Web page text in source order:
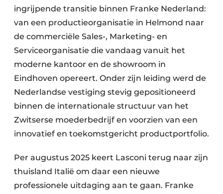
ingrijpende transitie binnen Franke Nederland:
van een productieorganisatie in Helmond naar
de commerciële Sales-, Marketing- en
Serviceorganisatie die vandaag vanuit het
moderne kantoor en de showroom in
Eindhoven opereert. Onder zijn leiding werd de
Nederlandse vestiging stevig gepositioneerd
binnen de internationale structuur van het
Zwitserse moederbedrijf en voorzien van een
innovatief en toekomstgericht productportfolio.
Per augustus 2025 keert Lasconi terug naar zijn
thuisland Italië om daar een nieuwe
professionele uitdaging aan te gaan. Franke